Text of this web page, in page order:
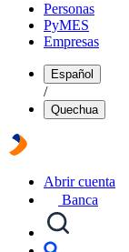
Personas
PyMES
Empresas
Español
/
Quechua
Abrir cuenta
Banca